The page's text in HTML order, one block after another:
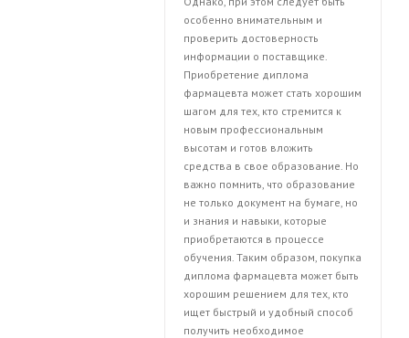
особенно внимательным и
проверить достоверность
информации о поставщике.
Приобретение диплома
фармацевта может стать хорошим
шагом для тех, кто стремится к
новым профессиональным
высотам и готов вложить
средства в свое образование. Но
важно помнить, что образование
не только документ на бумаге, но
и знания и навыки, которые
приобретаются в процессе
обучения. Таким образом, покупка
диплома фармацевта может быть
хорошим решением для тех, кто
ищет быстрый и удобный способ
получить необходимое